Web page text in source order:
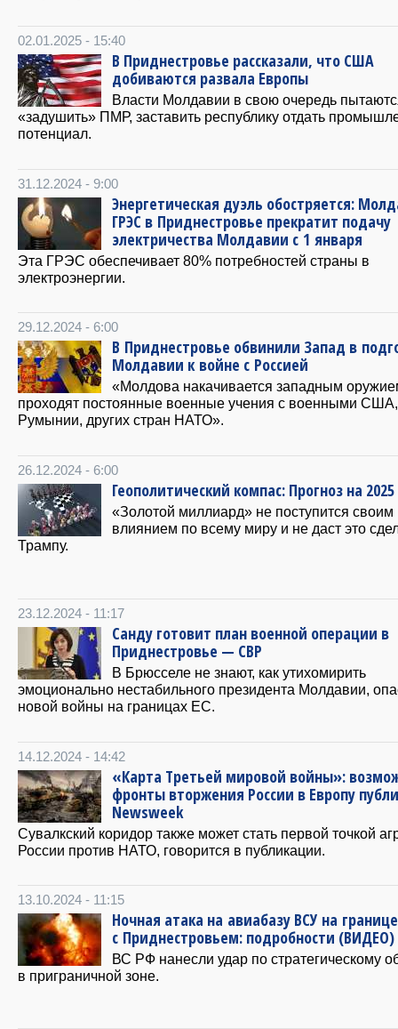
02.01.2025 - 15:40
В Приднестровье рассказали, что США
добиваются развала Европы
Власти Молдавии в свою очередь
«задушить» ПМР, заставить республику отдать
потенциал.
31.12.2024 - 9:00
Энергетическая дуэль обостряется:
ГРЭС в Приднестровье прекратит подачу
электричества Молдавии с 1 января
Эта ГРЭС обеспечивает 80% потребностей страны в
электроэнергии.
29.12.2024 - 6:00
В Приднестровье обвинили Запад в
Молдавии к войне с Россией
«Молдова накачивается западным
проходят постоянные военные учения с военными США,
Румынии, других стран НАТО».
26.12.2024 - 6:00
Геополитический компас: Прогноз на
«Золотой миллиард» не поступится своим
влиянием по всему миру и не даст это
Трампу.
23.12.2024 - 11:17
Санду готовит план военной операции в
Приднестровье — СВР
В Брюсселе не знают, как утихомирить
эмоционально нестабильного президента Молдавии,
новой войны на границах ЕС.
14.12.2024 - 14:42
«Карта Третьей мировой войны»:
фронты вторжения России в Европу
Newsweek
Сувалкский коридор также может стать первой точкой
России против НАТО, говорится в публикации.
13.10.2024 - 11:15
Ночная атака на авиабазу ВСУ на границе
с Приднестровьем: подробности (ВИДЕО)
ВС РФ нанесли удар по стратегическому
в приграничной зоне.